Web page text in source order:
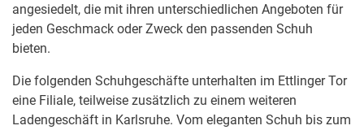
angesiedelt, die mit ihren unterschiedlichen Angeboten für
jeden Geschmack oder Zweck den passenden Schuh
bieten.
Die folgenden Schuhgeschäfte unterhalten im Ettlinger Tor
eine Filiale, teilweise zusätzlich zu einem weiteren
Ladengeschäft in Karlsruhe. Vom eleganten Schuh bis zum